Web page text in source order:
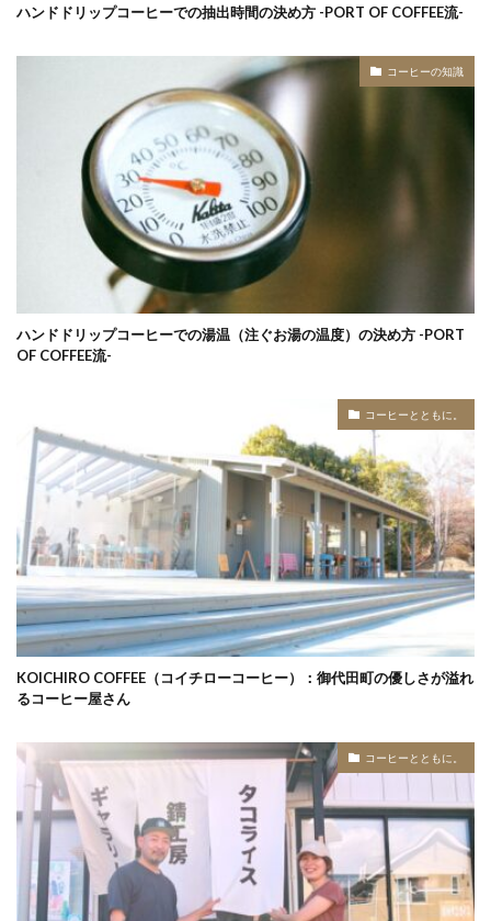
ハンドドリップコーヒーでの抽出時間の決め方 -PORT OF COFFEE流-
コーヒーの知識
ハンドドリップコーヒーでの湯温（注ぐお湯の温度）の決め方 -PORT
OF COFFEE流-
コーヒーとともに。
KOICHIRO COFFEE（コイチローコーヒー）：御代田町の優しさが溢れ
るコーヒー屋さん
コーヒーとともに。